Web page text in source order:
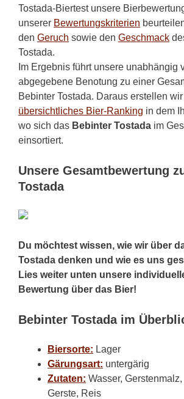
Tostada-Biertest unsere
unserer Bewertungskriterien
den Geruch sowie den Geschmack
Tostada.
Im Ergebnis führt unsere unabhängig
abgegebene Benotung zu einer
Bebinter Tostada. Daraus erstellen wir
übersichtliches Bier-Ranking in dem
wo sich das Bebinter Tostada im
einsortiert.
Unsere Gesamtbewertung
Tostada
Du möchtest wissen, wie wir über
Tostada denken und wie es uns
Lies weiter unten unsere
Bewertung über das Bier!
Bebinter Tostada im
Biersorte: Lager
Gärungsart: untergärig
Zutaten: Wasser,
Gerste, Reis